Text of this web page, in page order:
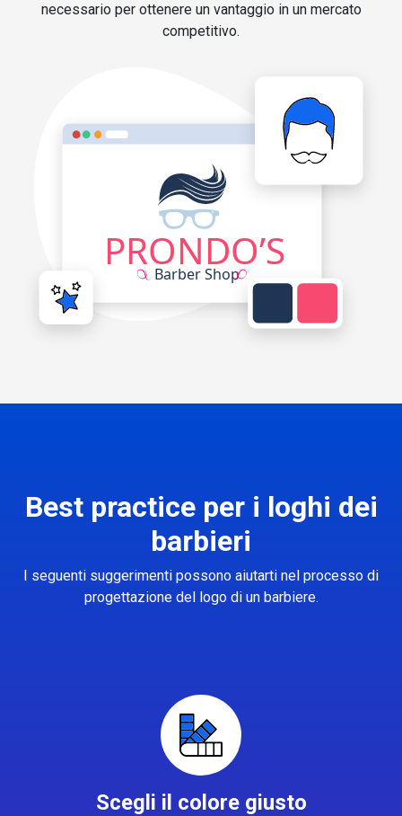
necessario per ottenere un vantaggio in un mercato
competitivo.
Best practice per i loghi dei
barbieri
I seguenti suggerimenti possono aiutarti nel processo di
progettazione del logo di un barbiere.
Scegli il colore giusto